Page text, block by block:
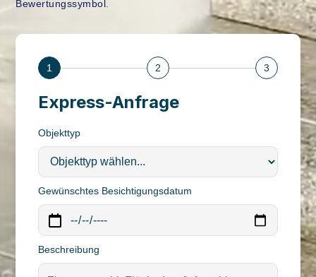
1 2 3
Express-Anfrage
Objekttyp
Gewünschtes Besichtigungsdatum
Beschreibung